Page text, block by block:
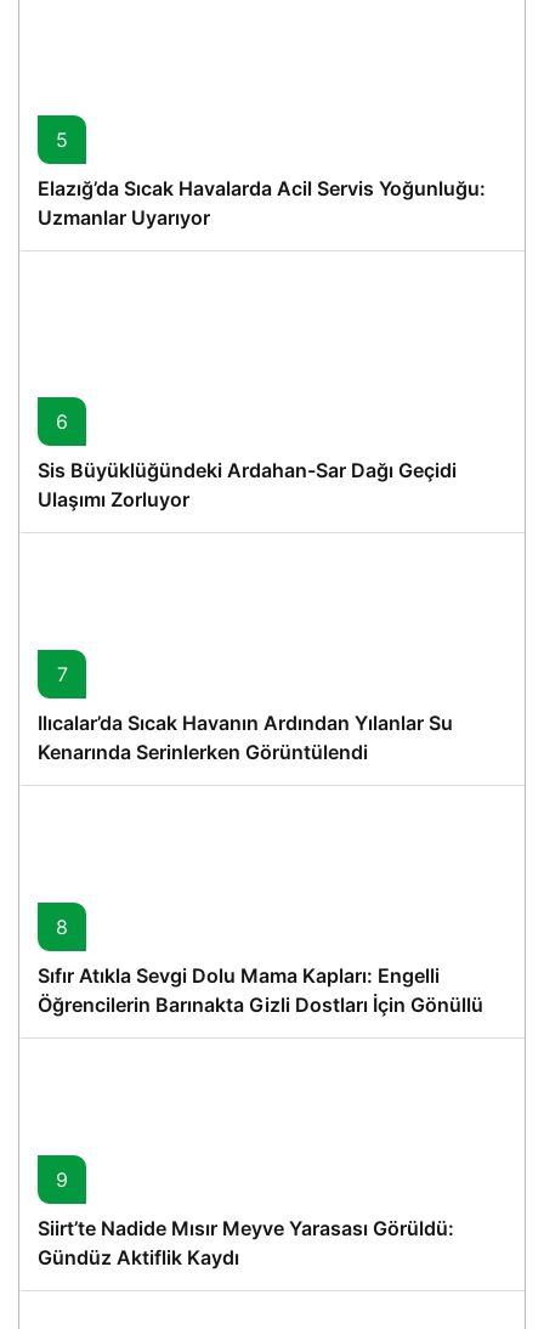
5
Elazığ’da Sıcak Havalarda Acil Servis Yoğunluğu:
Uzmanlar Uyarıyor
6
Sis Büyüklüğündeki Ardahan-Sar Dağı Geçidi
Ulaşımı Zorluyor
7
Ilıcalar’da Sıcak Havanın Ardından Yılanlar Su
Kenarında Serinlerken Görüntülendi
8
Sıfır Atıkla Sevgi Dolu Mama Kapları: Engelli
Öğrencilerin Barınakta Gizli Dostları İçin Gönüllü
Proje
9
Siirt’te Nadide Mısır Meyve Yarasası Görüldü:
Gündüz Aktiflik Kaydı